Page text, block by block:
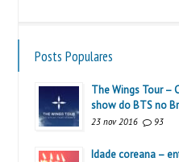
Posts Populares
The Wings Tour –
show do BTS no
23 nov 2016 93
Idade coreana –